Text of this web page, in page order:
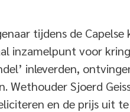
tijdens de
inzamelpunt voor
inleverden,
Wethouder Sjoerd
en de prijs uit